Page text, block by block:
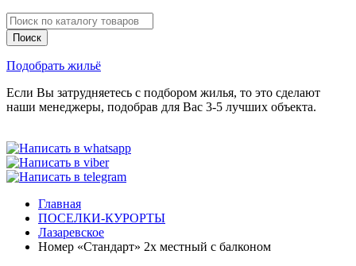
Подобрать жильё
Если Вы затрудняетесь с подбором жилья, то это сделают
наши менеджеры, подобрав для Вас 3-5 лучших объекта.
Главная
ПОСЕЛКИ-КУРОРТЫ
Лазаревское
Номер «Стандарт» 2х местный с балконом